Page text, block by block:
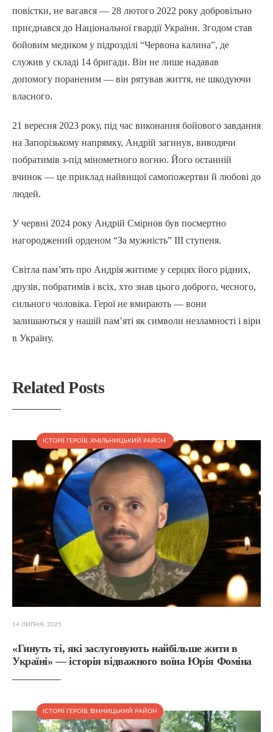
повістки, не вагався — 28 лютого 2022 року добровільно
приєднався до Національної гвардії України. Згодом став
бойовим медиком у підрозділі “Червона калина”, де
служив у складі 14 бригади. Він не лише надавав
допомогу пораненим — він рятував життя, не шкодуючи
власного.
21 вересня 2023 року, під час виконання бойового завдання
на Запорізькому напрямку, Андрій загинув, виводячи
побратимів з-під мінометного вогню. Його останній
вчинок — це приклад найвищої самопожертви й любові до
людей.
У червні 2024 року Андрій Смірнов був посмертно
нагороджений орденом “За мужність” ІІІ ступеня.
Світла пам’ять про Андрія житиме у серцях його рідних,
друзів, побратимів і всіх, хто знав цього доброго, чесного,
сильного чоловіка. Герої не вмирають — вони
залишаються у нашій пам’яті як символи незламності і віри
в Україну.
Related Posts
ІСТОРІЇ ГЕРОЇВ, ХМІЛЬНИЦЬКИЙ РАЙОН
14 ЛИПНЯ, 2025
«Гинуть ті, які заслуговують найбільше жити в
Україні» — історія відважного воїна Юрія Фоміна
ІСТОРІЇ ГЕРОЇВ, ВІННИЦЬКИЙ РАЙОН